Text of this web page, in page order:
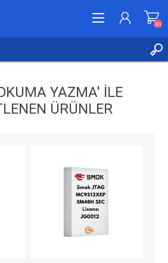
(0)
YAZMA' ILE
ÜRÜNLER